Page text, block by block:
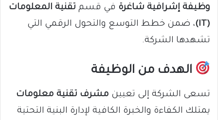
وظيفة إشرافية شاغرة في قسم تقنية المعلومات
(IT)
، ضمن خطط التوسع والتحول الرقمي التي
تشهدها الشركة.
الهدف من الوظيفة
تسعى الشركة إلى تعيين مشرف تقنية معلومات
يمتلك الكفاءة والخبرة الكافية لإدارة البنية التحتية